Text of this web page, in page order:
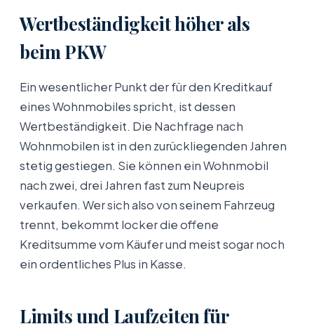
Wertbeständigkeit höher als
beim PKW
Ein wesentlicher Punkt der für den Kreditkauf
eines Wohnmobiles spricht, ist dessen
Wertbeständigkeit. Die Nachfrage nach
Wohnmobilen ist in den zurückliegenden Jahren
stetig gestiegen. Sie können ein Wohnmobil
nach zwei, drei Jahren fast zum Neupreis
verkaufen. Wer sich also von seinem Fahrzeug
trennt, bekommt locker die offene
Kreditsumme vom Käufer und meist sogar noch
ein ordentliches Plus in Kasse.
Limits und Laufzeiten für